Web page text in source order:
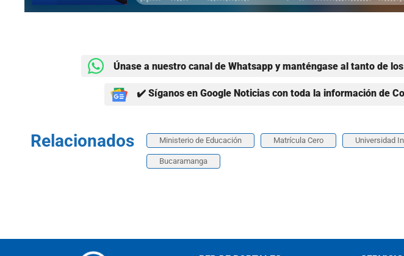
Únase a nuestro canal de Whatsapp y manténgase al tanto de
✔️ Síganos en Google Noticias con toda la información de
Relacionados Ministerio de Educación Matrícula Cero Universidad
Bucaramanga